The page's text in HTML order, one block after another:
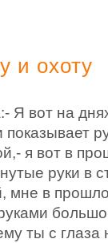
и охоту
Я вот на
показывает
я вот в
руки в
мне в
ты с